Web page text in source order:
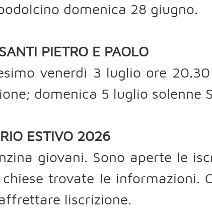
domenica 28 giugno.
PIETRO E PAOLO
venerdì 3 luglio ore
domenica 5 luglio solenne
ESTIVO 2026
giovani. Sono aperte le
trovate le informazioni.
liscrizione.